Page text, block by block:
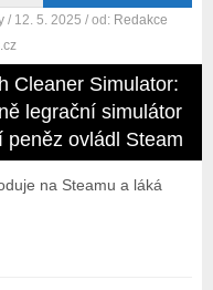
/ 12. 5. 2025 / od: Redakce
Cleaner Simulator:
legrační simulátor
peněz ovládl Steam
na Steamu a láká